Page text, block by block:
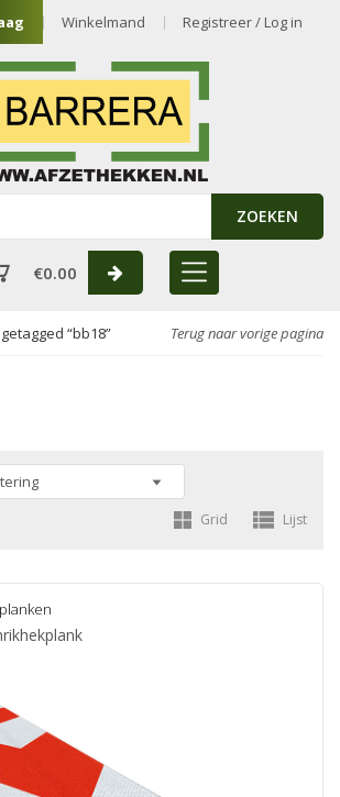
Winkelmand Registreer / Log in
ZOEKEN
€0.00
“bb18” Terug naar vorige pagina
Grid Lijst